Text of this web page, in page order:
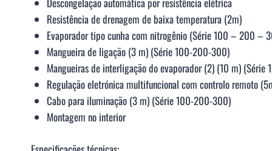
Resistência de drenagem de baixa temperatura (2m)
Evaporador tipo cunha com nitrogênio (Série 100 – 200 –
Mangueira de ligação (3 m) (Série 100-200-300)
Mangueiras de interligação do evaporador (2) (10 m)
Regulação eletrónica multifuncional com controlo remoto
Cabo para iluminação (3 m) (Série 100-200-300)
Montagem no interior